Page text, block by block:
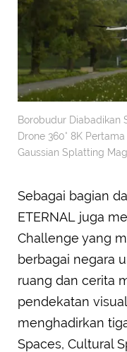
Borobudur Diabadikan
Drone 360° 8K
Gaussian Splatting
Sebagai bagian
ETERNAL juga
Challenge yang
berbagai negara
ruang dan cerita
pendekatan
menghadirkan
Spaces, Cultural